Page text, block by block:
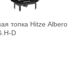
топка Hitze Albero
D